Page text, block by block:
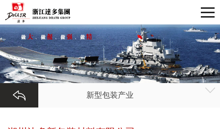
新型包装产业